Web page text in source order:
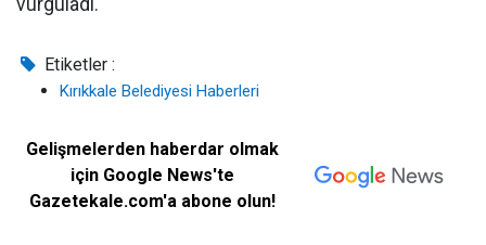
vurguladı.
Etiketler :
Kırıkkale Belediyesi Haberleri
Gelişmelerden haberdar olmak
için Google News'te
Gazetekale.com'a abone olun!